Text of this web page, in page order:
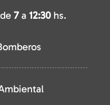
de7 a12:30 hs.